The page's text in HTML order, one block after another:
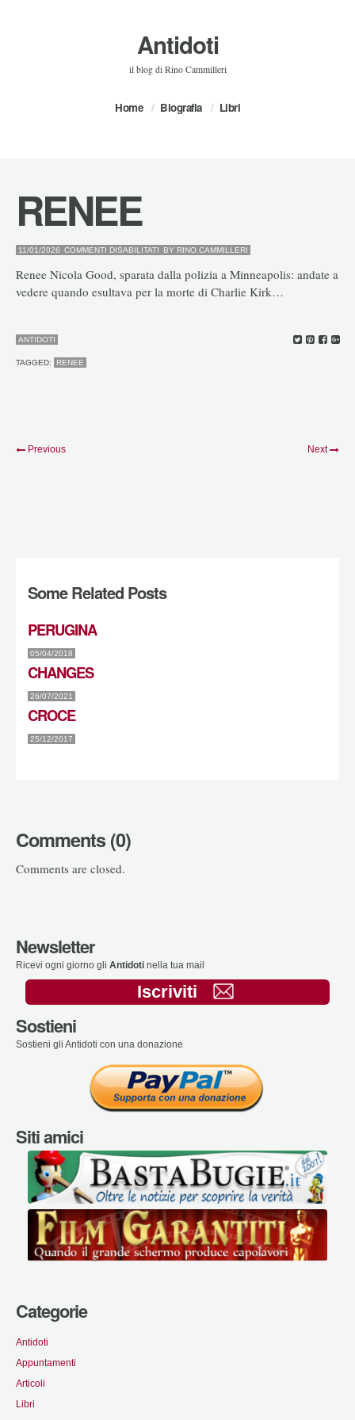
Antidoti
il blog di Rino Cammilleri
Home Biografia Libri
RENEE
11/01/2026 COMMENTI DISABILITATI SU
BY RINO.CAMMILLERI
Renee Nicola Good, sparata dalla polizia a Minneapolis: andate a
vedere quando esultava per la morte di Charlie Kirk…
ANTIDOTI
TAGGED: RENEE
Previous Next
Some Related Posts
PERUGINA
05/04/2018
CHANGES
26/07/2021
CROCE
25/12/2017
Comments (0)
Comments are closed.
Newsletter
Ricevi ogni giorno gli Antidoti nella tua mail
Iscriviti
Sostieni
Sostieni gli Antidoti con una donazione
Siti amici
Categorie
Antidoti
Appuntamenti
Articoli
Libri